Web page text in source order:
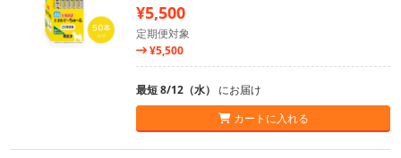
¥5,500
定期便対象
¥5,500
最短 8/12（水） にお届け
カートに入れる